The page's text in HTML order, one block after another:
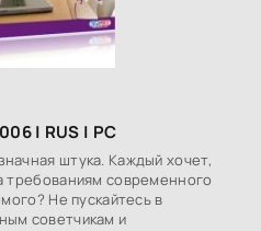
| RUS | PC
штука. Каждый хочет,
требованиям современного
Не пускайтесь в
советчикам и